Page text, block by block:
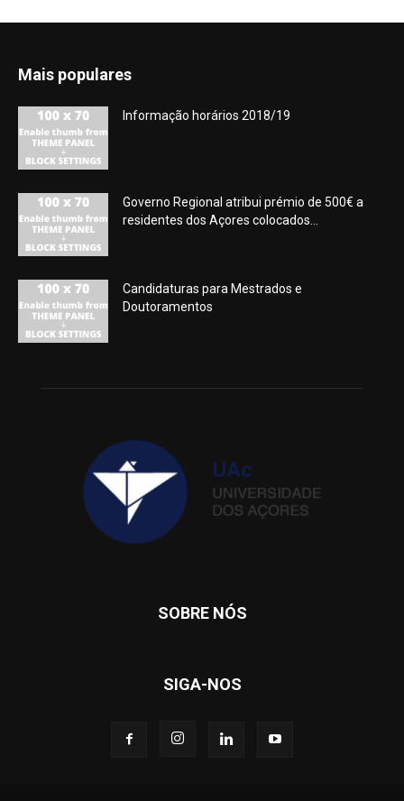
Mais populares
Informação horários 2018/19
Governo Regional atribui prémio de 500€ a
residentes dos Açores colocados...
Candidaturas para Mestrados e
Doutoramentos
SOBRE NÓS
SIGA-NOS